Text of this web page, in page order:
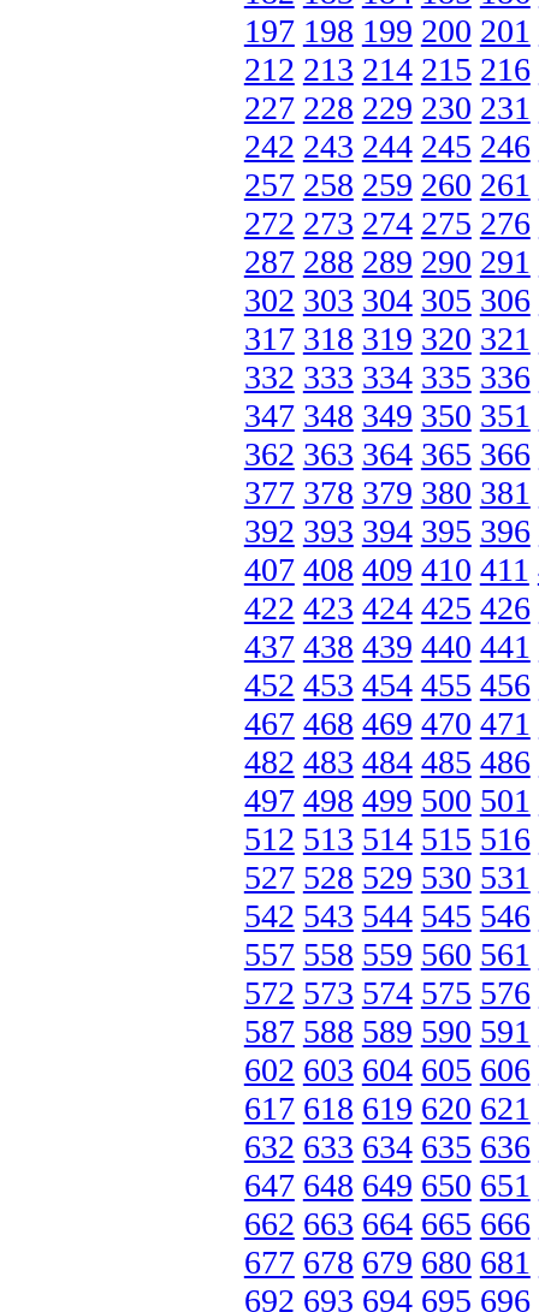
197 198 199 200 201
212 213 214 215 216
227 228 229 230 231
242 243 244 245 246
257 258 259 260 261
272 273 274 275 276
287 288 289 290 291
302 303 304 305 306
317 318 319 320 321
332 333 334 335 336
347 348 349 350 351
362 363 364 365 366
377 378 379 380 381
392 393 394 395 396
407 408 409 410 411
422 423 424 425 426
437 438 439 440 441
452 453 454 455 456
467 468 469 470 471
482 483 484 485 486
497 498 499 500 501
512 513 514 515 516
527 528 529 530 531
542 543 544 545 546
557 558 559 560 561
572 573 574 575 576
587 588 589 590 591
602 603 604 605 606
617 618 619 620 621
632 633 634 635 636
647 648 649 650 651
662 663 664 665 666
677 678 679 680 681
692 693 694 695 696